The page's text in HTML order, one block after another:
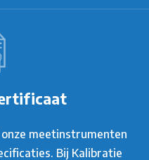
meetinstrumenten
Bij Kalibratie